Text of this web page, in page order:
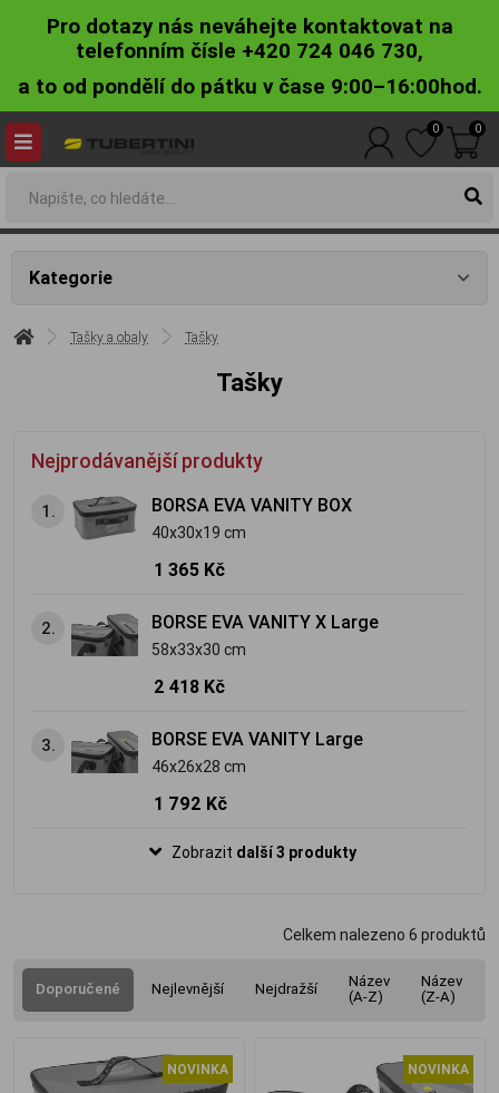
Pro dotazy nás neváhejte kontaktovat na
telefonním čísle +420 724 046 730,
a to od pondělí do pátku v čase 9:00–16:00hod.
0 0
Kategorie
Tašky a obaly Tašky
Tašky
Nejprodávanější produkty
1. BORSA EVA VANITY BOX
40x30x19 cm
1 365 Kč
2. BORSE EVA VANITY X Large
58x33x30 cm
2 418 Kč
3. BORSE EVA VANITY Large
46x26x28 cm
1 792 Kč
Zobrazit další 3 produkty
Celkem nalezeno 6 produktů
Doporučené Nejlevnější Nejdražší
Název
(A-Z)
Název
(Z-A)
NOVINKA NOVINKA